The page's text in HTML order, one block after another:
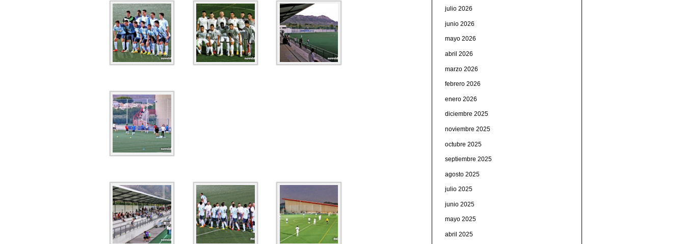
julio 2026
junio 2026
mayo 2026
abril 2026
marzo 2026
febrero 2026
enero 2026
diciembre 2025
noviembre 2025
octubre 2025
septiembre 2025
agosto 2025
julio 2025
junio 2025
mayo 2025
abril 2025